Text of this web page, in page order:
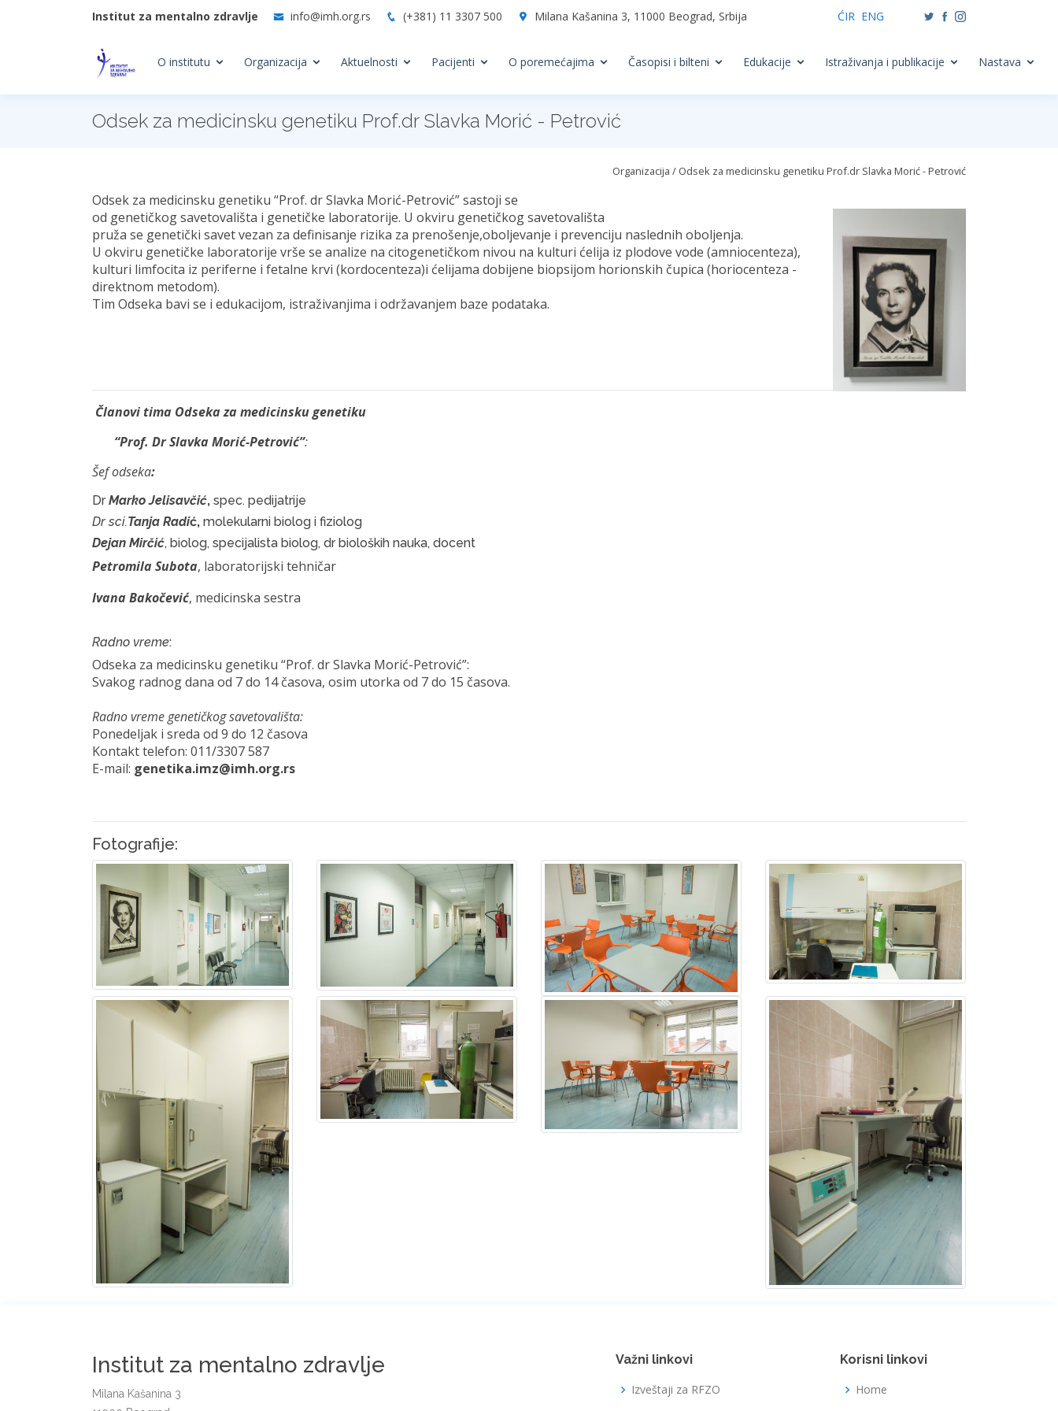
Institut za mentalno zdravlje info@imh.org.rs (+381) 11 3307 500 Milana Kašanina 3, 11000 Beograd, Srbija ĆIR ENG
O institutu Organizacija Aktuelnosti Pacijenti O poremećajima Časopisi i bilteni Edukacije Istraživanja i publikacije Nastava
Odsek za medicinsku genetiku Prof.dr Slavka Morić - Petrović
Organizacija / Odsek za medicinsku genetiku Prof.dr Slavka Morić - Petrović
Odsek za medicinsku genetiku “Prof. dr Slavka Morić-Petrović” sastoji se
od genetičkog savetovališta i genetičke laboratorije. U okviru genetičkog savetovališta
pruža se genetički savet vezan za definisanje rizika za prenošenje,oboljevanje i prevenciju naslednih oboljenja.
U okviru genetičke laboratorije vrše se analize na citogenetičkom nivou na kulturi ćelija iz plodove vode (amniocenteza),
kulturi limfocita iz periferne i fetalne krvi (kordocenteza)i ćelijama dobijene biopsijom horionskih čupica (horiocenteza -
direktnom metodom).
Tim Odseka bavi se i edukacijom, istraživanjima i održavanjem baze podataka.
Članovi tima Odseka za medicinsku genetiku
“Prof. Dr Slavka Morić-Petrović”:
Šef odseka:
Dr Marko Jelisavčić, spec. pedijatrije
Dr sci.Tanja Radić, molekularni biolog i fiziolog
Dejan Mirčić, biolog, specijalista biolog, dr bioloških nauka, docent
Petromila Subota, laboratorijski tehničar
Ivana Bakočević, medicinska sestra
Radno vreme:
Odseka za medicinsku genetiku “Prof. dr Slavka Morić-Petrović”:
Svakog radnog dana od 7 do 14 časova, osim utorka od 7 do 15 časova.
Radno vreme genetičkog savetovališta:
Ponedeljak i sreda od 9 do 12 časova
Kontakt telefon: 011/3307 587
E-mail: genetika.imz@imh.org.rs
Fotografije:
Institut za mentalno zdravlje
Milana Kašanina 3
Važni linkovi
Izveštaji za RFZO
Korisni linkovi
Home